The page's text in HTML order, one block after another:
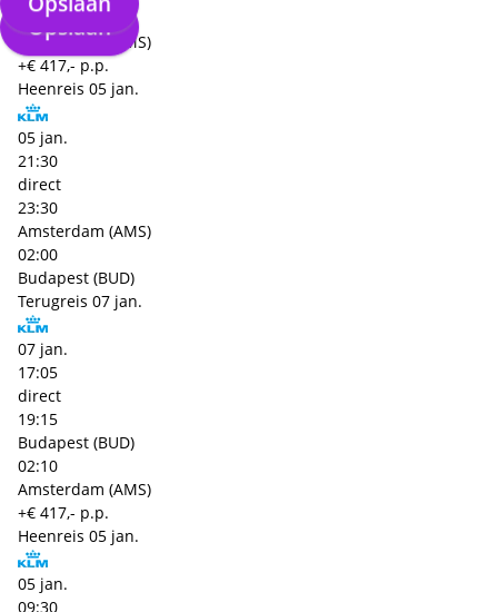
Opslaan
02:10
Amsterdam (AMS)
+€ 417,- p.p.
Heenreis 05 jan.
05 jan.
21:30
direct
23:30
Amsterdam (AMS)
02:00
Budapest (BUD)
Terugreis 07 jan.
07 jan.
17:05
direct
19:15
Budapest (BUD)
02:10
Amsterdam (AMS)
+€ 417,- p.p.
Heenreis 05 jan.
05 jan.
09:30